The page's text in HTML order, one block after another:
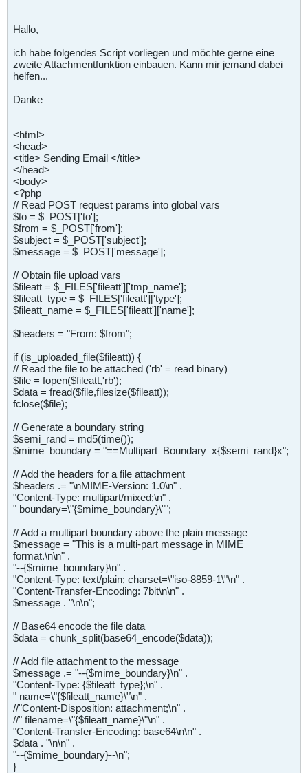
Hallo,
ich habe folgendes Script vorliegen und möchte gerne eine
zweite Attachmentfunktion einbauen. Kann mir jemand dabei
helfen...
Danke
<html>
<head>
<title> Sending Email </title>
</head>
<body>
<?php
// Read POST request params into global vars
$to = $_POST['to'];
$from = $_POST['from'];
$subject = $_POST['subject'];
$message = $_POST['message'];
// Obtain file upload vars
$fileatt = $_FILES['fileatt']['tmp_name'];
$fileatt_type = $_FILES['fileatt']['type'];
$fileatt_name = $_FILES['fileatt']['name'];
$headers = "From: $from";
if (is_uploaded_file($fileatt)) {
// Read the file to be attached ('rb' = read binary)
$file = fopen($fileatt,'rb');
$data = fread($file,filesize($fileatt));
fclose($file);
// Generate a boundary string
$semi_rand = md5(time());
$mime_boundary = "==Multipart_Boundary_x{$semi_rand}x";
// Add the headers for a file attachment
$headers .= "\nMIME-Version: 1.0\n" .
"Content-Type: multipart/mixed;\n" .
" boundary=\"{$mime_boundary}\"";
// Add a multipart boundary above the plain message
$message = "This is a multi-part message in MIME
format.\n\n" .
"--{$mime_boundary}\n" .
"Content-Type: text/plain; charset=\"iso-8859-1\"\n" .
"Content-Transfer-Encoding: 7bit\n\n" .
$message . "\n\n";
// Base64 encode the file data
$data = chunk_split(base64_encode($data));
// Add file attachment to the message
$message .= "--{$mime_boundary}\n" .
"Content-Type: {$fileatt_type};\n" .
" name=\"{$fileatt_name}\"\n" .
//"Content-Disposition: attachment;\n" .
//" filename=\"{$fileatt_name}\"\n" .
"Content-Transfer-Encoding: base64\n\n" .
$data . "\n\n" .
"--{$mime_boundary}--\n";
}